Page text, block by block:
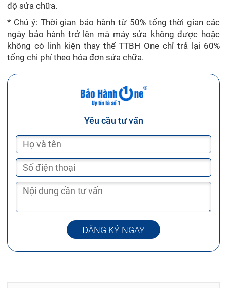
độ sửa chữa.
* Chú ý: Thời gian bảo hành từ 50% tổng thời gian các
ngày bảo hành trở lên mà máy sửa không được hoặc
không có linh kiện thay thế TTBH One chỉ trả lại 60%
tổng chi phí theo hóa đơn sửa chữa.
Yêu cầu tư vấn
ĐĂNG KÝ NGAY